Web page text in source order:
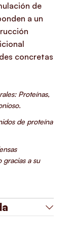
de
a un
concretas
Proteínas,
de proteína
a su